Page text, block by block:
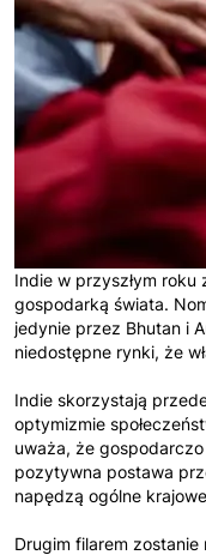
Indie w przyszłym
gospodarką świata.
jedynie przez Bhutan i
niedostępne rynki, że
Indie skorzystają
optymizmie
uważa, że
pozytywna postawa
napędzą ogólne
Drugim filarem